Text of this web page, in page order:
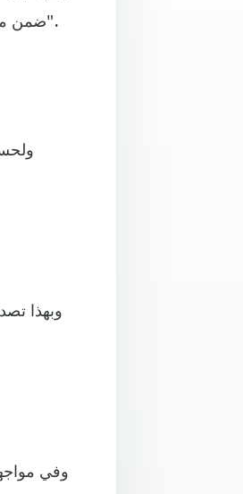
ضمن منافسات المجموعة الخامسة من مسابقة دوري أبطال أوروبا لكرة القدم "شامبيونزليغ".
وفي